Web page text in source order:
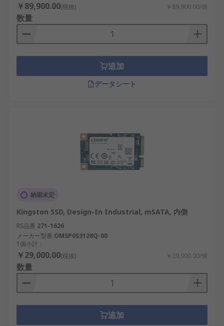
￥89,900.00(税抜) ￥89,900.00/個
数量
追加
データシート
納期未定
Kingston SSD, Design-In Industrial, mSATA, 内側
RS品番 271-1626
メーカー型番 OMSP0S3128Q-00
1個小計：
￥29,000.00(税抜) ￥29,000.00/個
数量
追加